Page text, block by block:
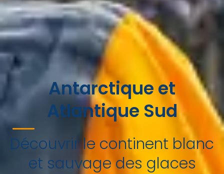
Antarctique et
Atlantique Sud
Découvrir le continent blanc
et sauvage des glaces